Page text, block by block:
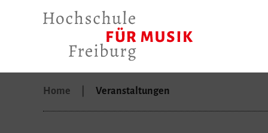
Home Veranstaltungen